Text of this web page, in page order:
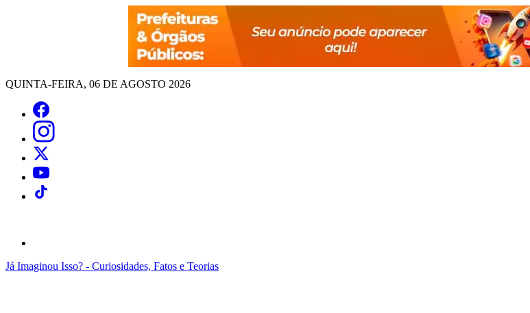
QUINTA-FEIRA, 06 DE AGOSTO 2026
Já Imaginou Isso? - Curiosidades, Fatos e Teorias